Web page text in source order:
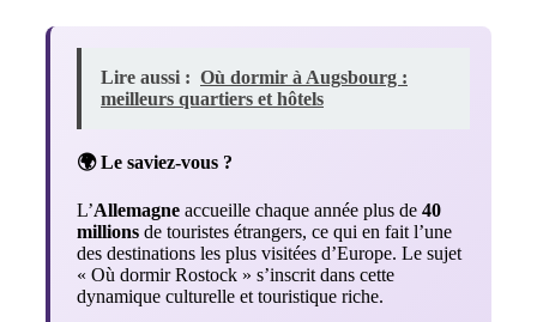
Lire aussi : Où dormir à Augsbourg :
meilleurs quartiers et hôtels
🌍 Le saviez-vous ?
L’Allemagne accueille chaque année plus de 40
millions de touristes étrangers, ce qui en fait l’une
des destinations les plus visitées d’Europe. Le sujet
« Où dormir Rostock » s’inscrit dans cette
dynamique culturelle et touristique riche.